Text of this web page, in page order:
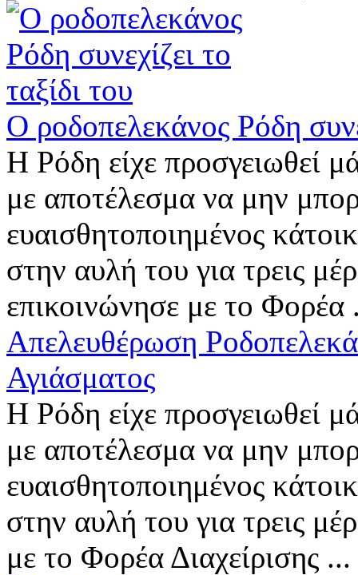
Ο ροδοπελεκάνος Ρόδη
Η Ρόδη είχε προσγειωθεί
με αποτέλεσμα να μην
ευαισθητοποιημένος
στην αυλή του για τρεις
επικοινώνησε με το Φορέα
Απελευθέρωση
Αγιάσματος
Η Ρόδη είχε προσγειωθεί
με αποτέλεσμα να μην
ευαισθητοποιημένος
στην αυλή του για τρεις
με το Φορέα Διαχείρισης ...